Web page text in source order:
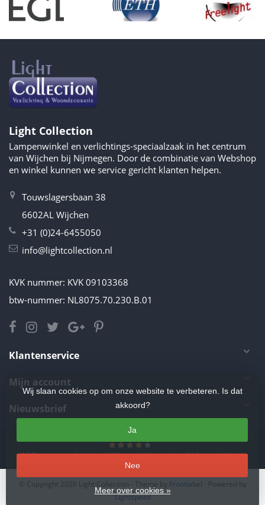
Light Collection
Lampenwinkel en verlichtings-speciaalzaak in het centrum
van Wijchen bij Nijmegen. Door de combinatie van Webshop
en winkel kunnen we service gericht klanten helpen.
Touwslagersbaan 38
6602AL Wijchen
+31 (0)24-6455050
info@lightcollection.nl
KVK nummer: KVK 09103368
btw-nummer: NL8075.70.230.B.01
Klantenservice
Mijn account
Nieuwsbrief
4.5/5sterren op basis van11beoordelingen.Lees 11 beoordelingen
Wij slaan cookies op om onze website te verbeteren. Is dat
akkoord?
Ja
Nee
Meer over cookies »
© Copyright 2026 Light Collection - Theme by Frontlabel - Powered by
Lightspeed